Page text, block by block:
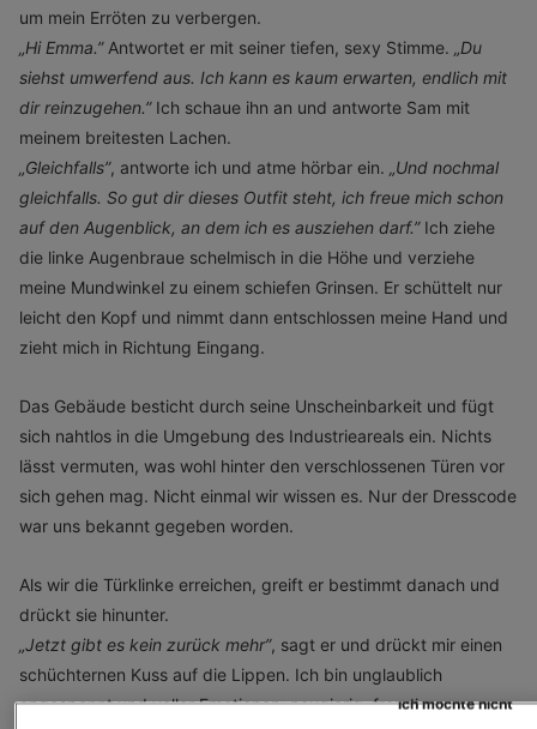
um mein Erröten zu verbergen.
„Hi Emma.”Antwortet er mit seiner tiefen, sexy Stimme. „Du
siehst umwerfend aus. Ich kann es kaum erwarten, endlich mit
dir reinzugehen.” Ich schaue ihn an und antworte Sam mit
meinem breitesten Lachen.
„Gleichfalls”, antworte ich und atme hörbar ein. „Und nochmal
gleichfalls. So gut dir dieses Outfit steht, ich freue mich schon
auf den Augenblick, an dem ich es ausziehen darf.”Ich ziehe
die linke Augenbraue schelmisch in die Höhe und verziehe
meine Mundwinkel zu einem schiefen Grinsen. Er schüttelt nur
leicht den Kopf und nimmt dann entschlossen meine Hand und
zieht mich in Richtung Eingang.
Das Gebäude besticht durch seine Unscheinbarkeit und fügt
sich nahtlos in die Umgebung des Industrieareals ein. Nichts
lässt vermuten, was wohl hinter den verschlossenen Türen vor
sich gehen mag. Nicht einmal wir wissen es. Nur der Dresscode
war uns bekannt gegeben worden.
Als wir die Türklinke erreichen, greift er bestimmt danach und
drückt sie hinunter.
„Jetzt gibt es kein zurück mehr”, sagt er und drückt mir einen
schüchternen Kuss auf die Lippen. Ich bin unglaublich
angespannt und voller Emotionen: neugierig, freudig,Ich möchte nicht